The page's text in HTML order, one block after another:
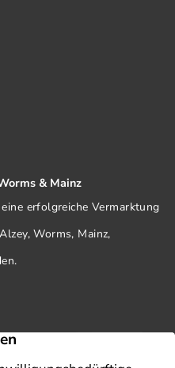
& Mainz
erfolgreiche Vermarktung
Worms, Mainz,